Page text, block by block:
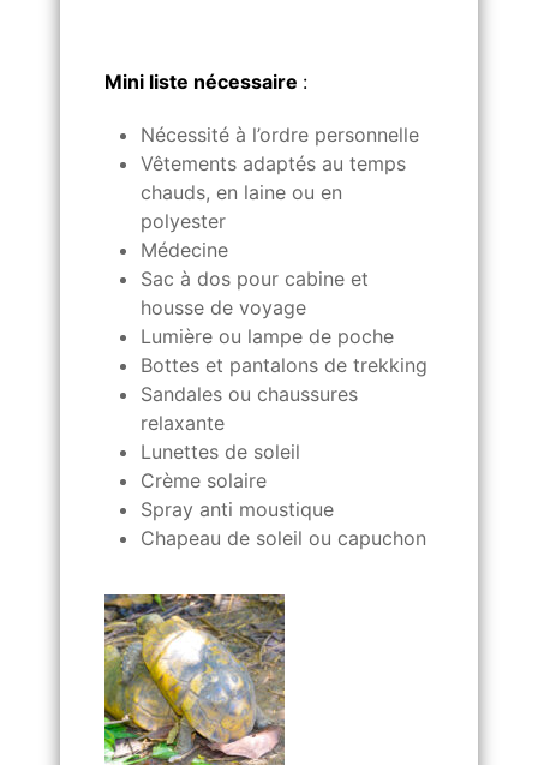
Mini liste nécessaire :
Nécessité à l’ordre personnelle
Vêtements adaptés au temps
chauds, en laine ou en
polyester
Médecine
Sac à dos pour cabine et
housse de voyage
Lumière ou lampe de poche
Bottes et pantalons de trekking
Sandales ou chaussures
relaxante
Lunettes de soleil
Crème solaire
Spray anti moustique
Chapeau de soleil ou capuchon